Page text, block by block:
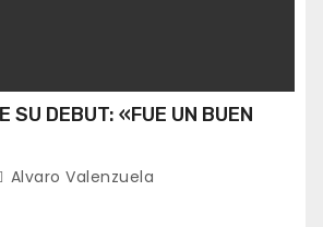
SU DEBUT: «FUE UN BUEN
Alvaro Valenzuela